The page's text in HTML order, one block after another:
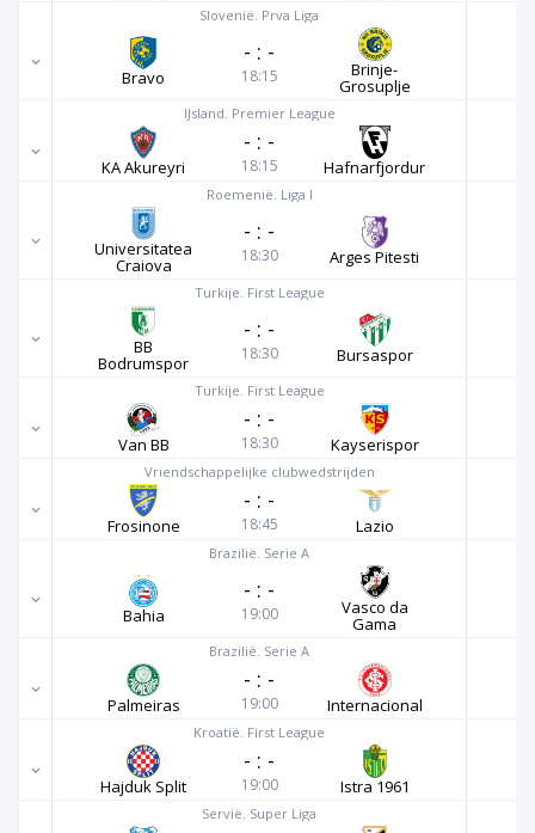
Slovenië. Prva Liga
Bravo
- : -
18:15 Brinje-
Grosuplje
IJsland. Premier League
KA Akureyri
- : -
18:15 Hafnarfjordur
Roemenië. Liga I
Universitatea
Craiova
- : -
18:30 Arges Pitesti
Turkije. First League
BB
Bodrumspor
- : -
18:30 Bursaspor
Turkije. First League
Van BB
- : -
18:30 Kayserispor
Vriendschappelijke clubwedstrijden
Frosinone
- : -
18:45 Lazio
Brazilië. Serie A
Bahia
- : -
19:00 Vasco da
Gama
Brazilië. Serie A
Palmeiras
- : -
19:00 Internacional
Kroatië. First League
Hajduk Split
- : -
19:00 Istra 1961
Servië. Super Liga